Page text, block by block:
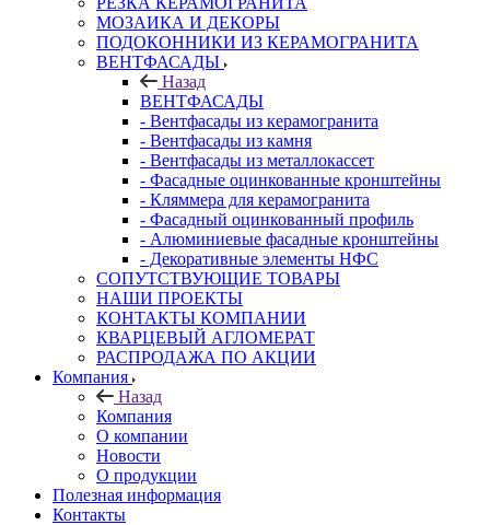
МОЗАИКА И ДЕКОРЫ
ПОДОКОННИКИ ИЗ КЕРАМОГРАНИТА
ВЕНТФАСАДЫ
Назад
ВЕНТФАСАДЫ
- Вентфасады из керамогранита
- Вентфасады из камня
- Вентфасады из металлокассет
- Фасадные оцинкованные кронштейны
- Кляммера для керамогранита
- Фасадный оцинкованный профиль
- Алюминиевые фасадные кронштейны
- Декоративные элементы НФС
СОПУТСТВУЮЩИЕ ТОВАРЫ
НАШИ ПРОЕКТЫ
КОНТАКТЫ КОМПАНИИ
КВАРЦЕВЫЙ АГЛОМЕРАТ
РАСПРОДАЖА ПО АКЦИИ
Компания
Назад
Компания
О компании
Новости
О продукции
Полезная информация
Контакты